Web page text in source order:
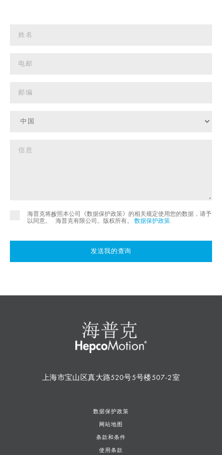
海普克将按照本公司《数据保护政策》的相关规定使用您的数据，请予
以同意。
©
海普克有限公司。版权所有。 数据保护政策
发送我的查询
上海市宝山区真大路520号5号楼507-2室
数据保护政策
网站地图
条款和条件
使用条款